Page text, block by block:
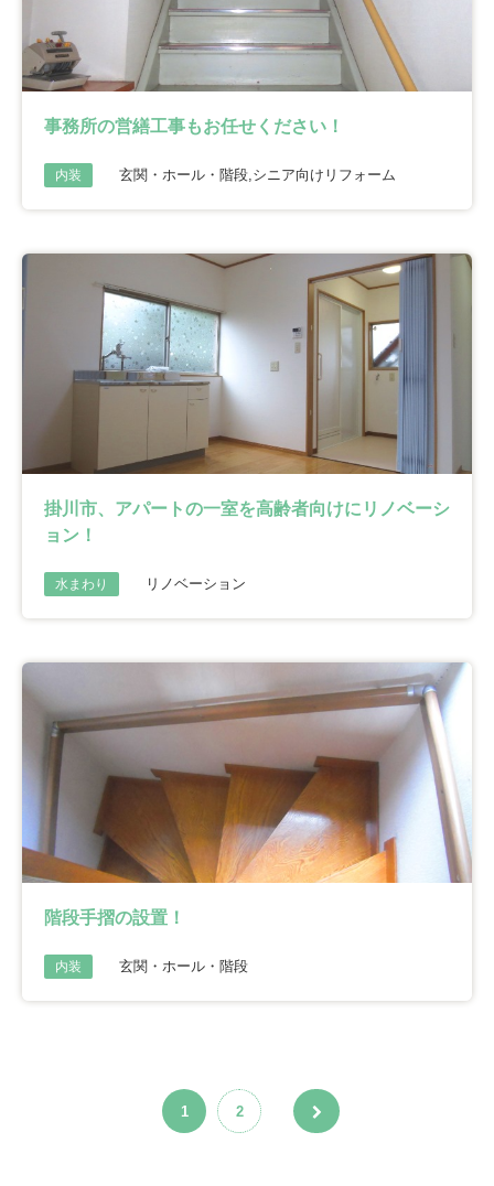
事務所の営繕工事もお任せください！
内装 玄関・ホール・階段,シニア向けリフォーム
掛川市、アパートの一室を高齢者向けにリノベーシ
ョン！
水まわり リノベーション
階段手摺の設置！
内装 玄関・ホール・階段
1 2